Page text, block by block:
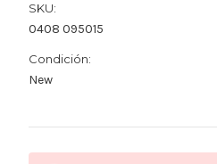
SKU:
0408 095015
Condición:
New